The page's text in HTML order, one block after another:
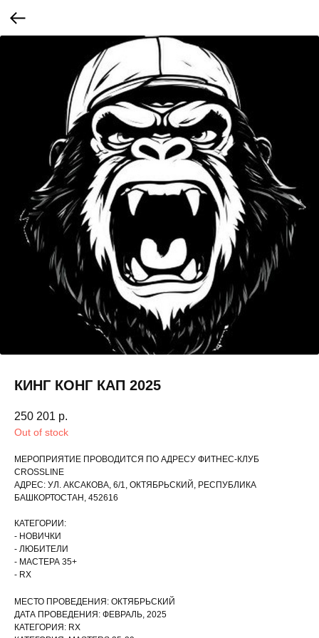
КИНГ КОНГ КАП 2025
250 201 р.
Out of stock
МЕРОПРИЯТИЕ ПРОВОДИТСЯ ПО АДРЕСУ ФИТНЕС-КЛУБ
CROSSLINE
АДРЕС: УЛ. АКСАКОВА, 6/1, ОКТЯБРЬСКИЙ, РЕСПУБЛИКА
БАШКОРТОСТАН, 452616
КАТЕГОРИИ:
- НОВИЧКИ
- ЛЮБИТЕЛИ
- МАСТЕРА 35+
- RX
МЕСТО ПРОВЕДЕНИЯ: ОКТЯБРЬСКИЙ
ДАТА ПРОВЕДЕНИЯ: ФЕВРАЛЬ, 2025
КАТЕГОРИЯ: RX